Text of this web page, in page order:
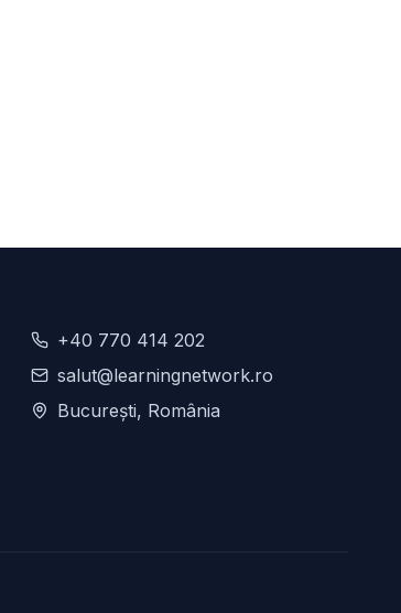
+40 770 414 202
salut@learningnetwork.ro
București, România